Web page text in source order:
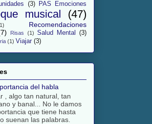
(3)
PAS Emociones
musical (47)
Recomendaciones
Risas (1) Salud Mental (3)
(1) Viajar (3)
del habla
, algo tan natural, tan
y banal... No le damos
que tiene hasta
suenan las palabras.